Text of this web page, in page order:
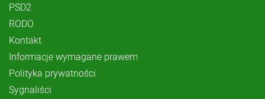
PSD2
RODO
Kontakt
Informacje wymagane prawem
Polityka prywatności
Sygnaliści